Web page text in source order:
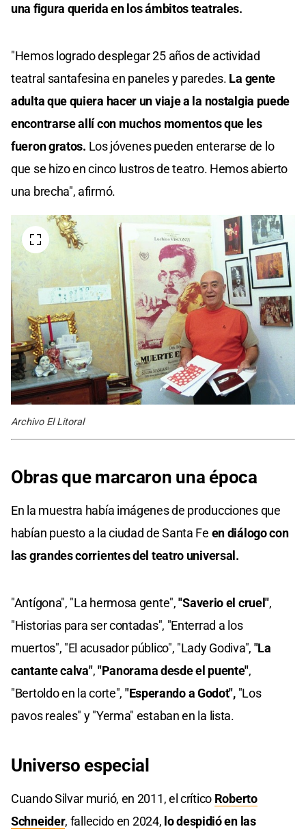
una figura querida en los ámbitos teatrales.
"Hemos logrado desplegar 25 años de actividad
teatral santafesina en paneles y paredes. La gente
adulta que quiera hacer un viaje a la nostalgia puede
encontrarse allí con muchos momentos que les
fueron gratos. Los jóvenes pueden enterarse de lo
que se hizo en cinco lustros de teatro. Hemos abierto
una brecha", afirmó.
Archivo El Litoral
Obras que marcaron una época
En la muestra había imágenes de producciones que
habían puesto a la ciudad de Santa Fe en diálogo con
las grandes corrientes del teatro universal.
"Antígona", "La hermosa gente","Saverio el cruel",
"Historias para ser contadas", "Enterrad a los
muertos", "El acusador público", "Lady Godiva", "La
cantante calva","Panorama desde el puente",
"Bertoldo en la corte", "Esperando a Godot","Los
pavos reales" y "Yerma" estaban en la lista.
Universo especial
Cuando Silvar murió, en 2011, el crítico Roberto
Schneider, fallecido en 2024, lo despidió en las